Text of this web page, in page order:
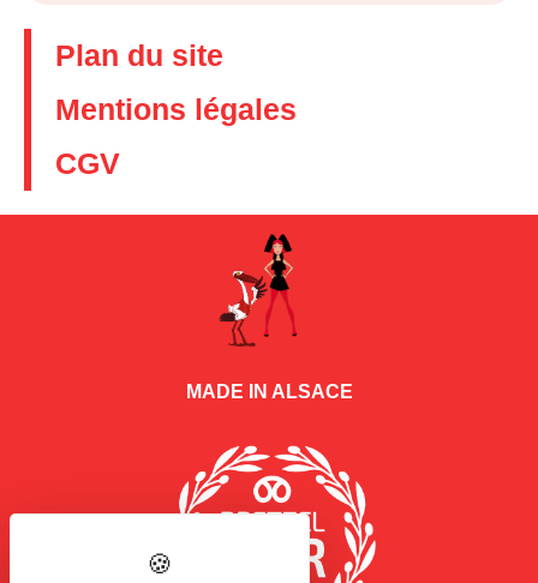
Plan du site
Mentions légales
CGV
MADE IN ALSACE